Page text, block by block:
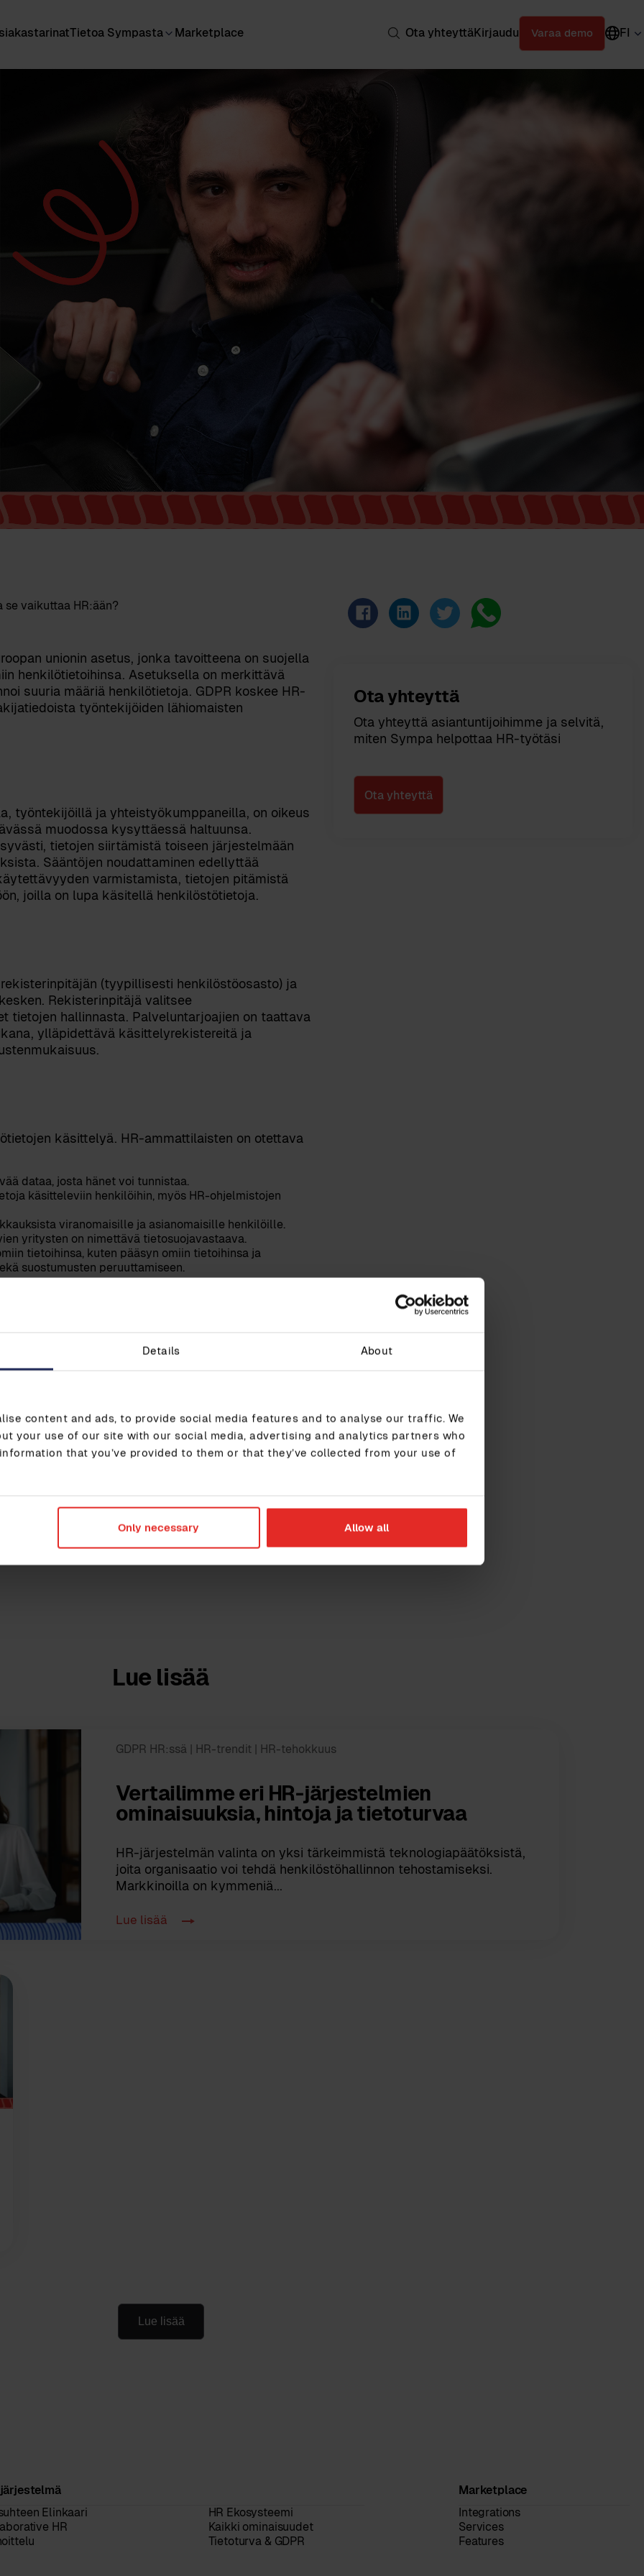
Details About
content and ads, to provide social media features and to analyse our traffic. We
your use of our site with our social media, advertising and analytics partners who
that you’ve provided to them or that they’ve collected from your use of
Only necessary Allow all
Tietoa Sympasta Marketplace Ota yhteyttäKirjaudu Varaa demo FI
se vaikuttaa HR:ään?
unionin asetus, jonka tavoitteena on suojella
henkilötietoihinsa. Asetuksella on merkittävä
suuria määriä henkilötietoja. GDPR koskee HR-
työntekijöiden lähiomaisten
työntekijöillä ja yhteistyökumppaneilla, on oikeus
muodossa kysyttäessä haltuunsa.
tietojen siirtämistä toiseen järjestelmään
Sääntöjen noudattaminen edellyttää
varmistamista, tietojen pitämistä
joilla on lupa käsitellä henkilöstötietoja.
(tyypillisesti henkilöstöosasto) ja
Rekisterinpitäjä valitsee
tietojen hallinnasta. Palveluntarjoajien on taattava
ylläpidettävä käsittelyrekistereitä ja
käsittelyä. HR-ammattilaisten on otettava
dataa, josta hänet voi tunnistaa.
käsitteleviin henkilöihin, myös HR-ohjelmistojen
viranomaisille ja asianomaisille henkilöille.
yritysten on nimettävä tietosuojavastaava.
tietoihinsa, kuten pääsyn omiin tietoihinsa ja
suostumusten peruuttamiseen.
vain tiettyyn tarkoitukseen, ja heidän on
GDPR-asetusta sovelletaan kaikkiin
riippumatta työnantajan sijainnista. HR-
kartoitusta ja työntekijöille tiedottamista,
tietosuojaa tai riittävää
riittävät toimenpiteet ja riskien arvioinnit
ladatamuistilistamme, joka auttaa sinua
että tietoja käsittelevät yritykset tekevät sen
Ota yhteyttä
Ota yhteyttä asiantuntijoihimme ja selvitä,
miten Sympa helpottaa HR-työtäsi
Ota yhteyttä
Lue lisää
GDPR HR:ssä | HR-trendit | HR-tehokkuus
Vertailimme eri HR-järjestelmien
ominaisuuksia, hintoja ja tietoturvaa
HR-järjestelmän valinta on yksi tärkeimmistä teknologiapäätöksistä,
joita organisaatio voi tehdä henkilöstöhallinnon tehostamiseksi.
Markkinoilla on kymmeniä...
Lue lisää
Lue lisää
Elinkaari
HR Ekosysteemi
HR
Kaikki ominaisuudet
Tietoturva & GDPR
Marketplace
Integrations
Services
Features